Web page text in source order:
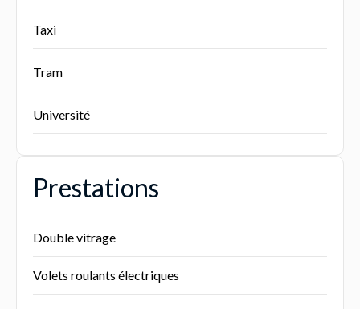
Taxi
Tram
Université
Prestations
Double vitrage
Volets roulants électriques